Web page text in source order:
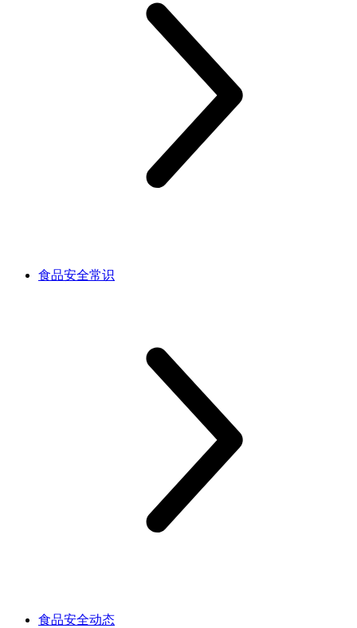
食品安全常识
食品安全动态